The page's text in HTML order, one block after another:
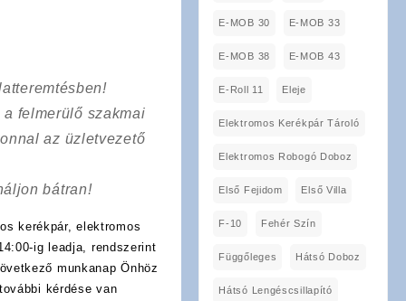
felmerülő szakmai
az üzletvezető
bátran!
kerékpár, elektromos
ig leadja, rendszerint
munkanap Önhöz
kérdése van
E-MOB 30 E-MOB 33
E-MOB 38 E-MOB 43
E-Roll 11 Eleje
Elektromos Kerékpár Tároló
Elektromos Robogó Doboz
Első Fejidom Első Villa
F-10 Fehér Szín
Függőleges Hátsó Doboz
Hátsó Lengéscsillapító